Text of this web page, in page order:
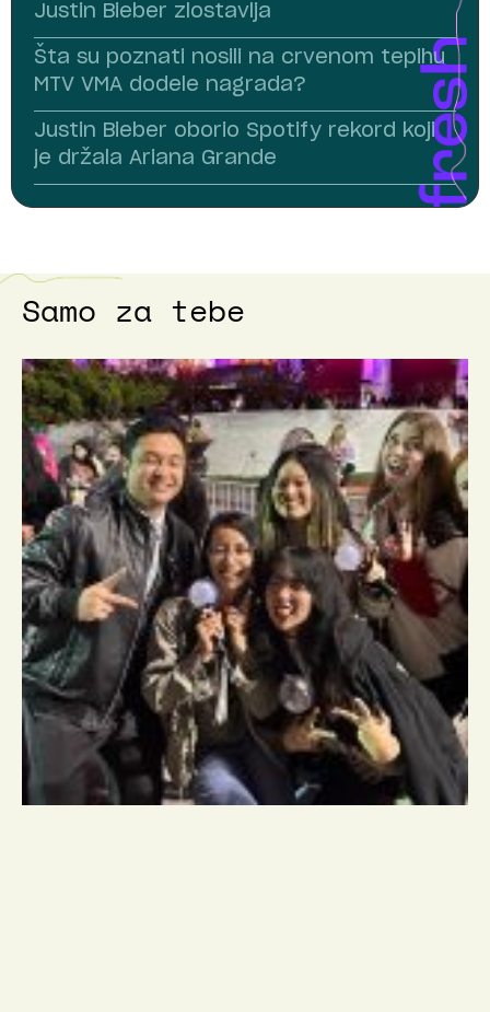
Justin Bieber zlostavlja
Šta su poznati nosili na crvenom tepihu
MTV VMA dodele nagrada?
Justin Bieber oborio Spotify rekord koji
je držala Ariana Grande
Samo za tebe